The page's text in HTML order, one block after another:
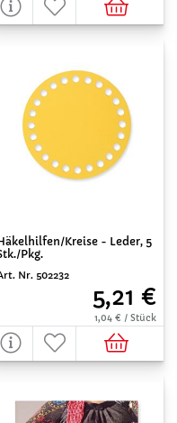
Kreise - Leder, 5
Pkg.
Nr. 502232
5,21 €
1,04 € / Stück